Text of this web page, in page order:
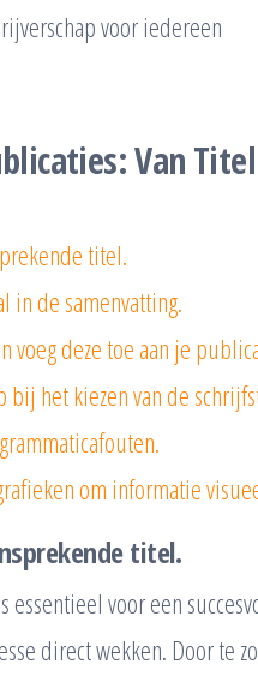
voor iedereen
Van
titel.
in de samenvatting.
voeg deze toe aan je
het kiezen van de
om informatie
titel.
voor een
direct wekken. Door te